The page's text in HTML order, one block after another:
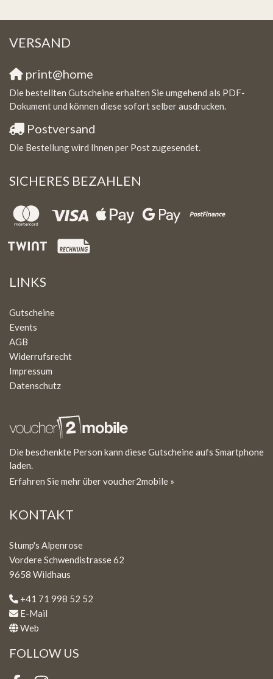
VERSAND
print@home
Die bestellten Gutscheine erhalten Sie umgehend als PDF-
Dokument und können diese sofort selber ausdrucken.
Postversand
Die Bestellung wird Ihnen per Post zugesendet.
SICHERES BEZAHLEN
LINKS
Gutscheine
Events
AGB
Widerrufsrecht
Impressum
Datenschutz
Die beschenkte Person kann diese Gutscheine aufs Smartphone
laden.
Erfahren Sie mehr über voucher2mobile »
KONTAKT
Stump's Alpenrose
Vordere Schwendistrasse 62
9658 Wildhaus
+41 71 998 52 52
E-Mail
Web
FOLLOW US